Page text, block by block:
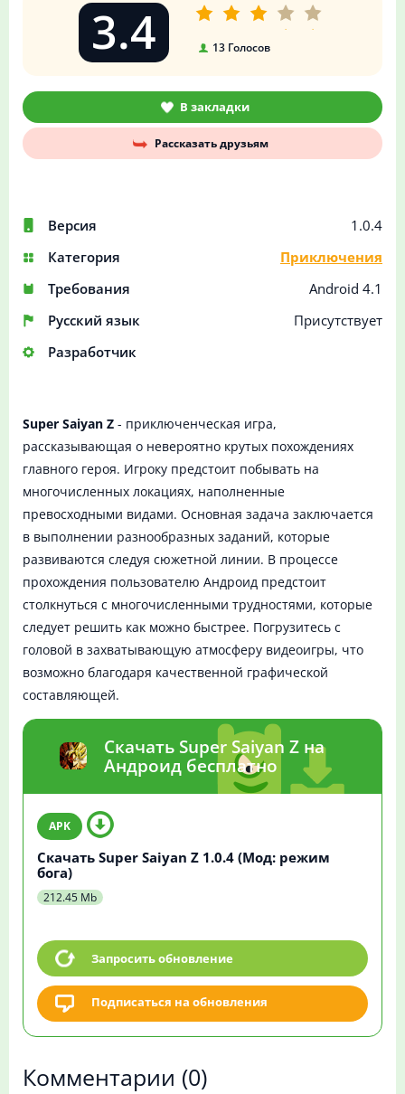
Версия
1.0.4
Категория
Приключения
Требования
Android 4.1
Русский язык
Присутствует
Разработчик
3.4 13 Голосов
В закладки
Рассказать друзьям
Super Saiyan Z - приключенческая игра,
рассказывающая о невероятно крутых похождениях
главного героя. Игроку предстоит побывать на
многочисленных локациях, наполненные
превосходными видами. Основная задача заключается
в выполнении разнообразных заданий, которые
развиваются следуя сюжетной линии. В процессе
прохождения пользователю Андроид предстоит
столкнуться с многочисленными трудностями, которые
следует решить как можно быстрее. Погрузитесь с
головой в захватывающую атмосферу видеоигры, что
возможно благодаря качественной графической
составляющей.
Скачать Super Saiyan Z на
Андроид бесплатно
Скачать Super Saiyan Z 1.0.4 (Мод: режим
бога)
212.45 Mb
Запросить обновление
Подписаться на обновления
Комментарии (0)